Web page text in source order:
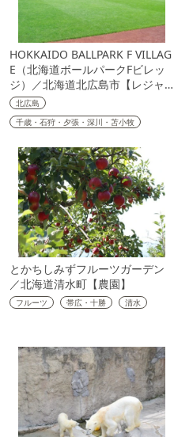
HOKKAIDO BALLPARK F VILLAG
E（北海道ボールパークFビレッ
ジ）／北海道北広島市【レジャ…
北広島
千歳・石狩・夕張・深川・苫小牧
とかちしみずフルーツガーデン
／北海道清水町【農園】
フルーツ 帯広・十勝 清水